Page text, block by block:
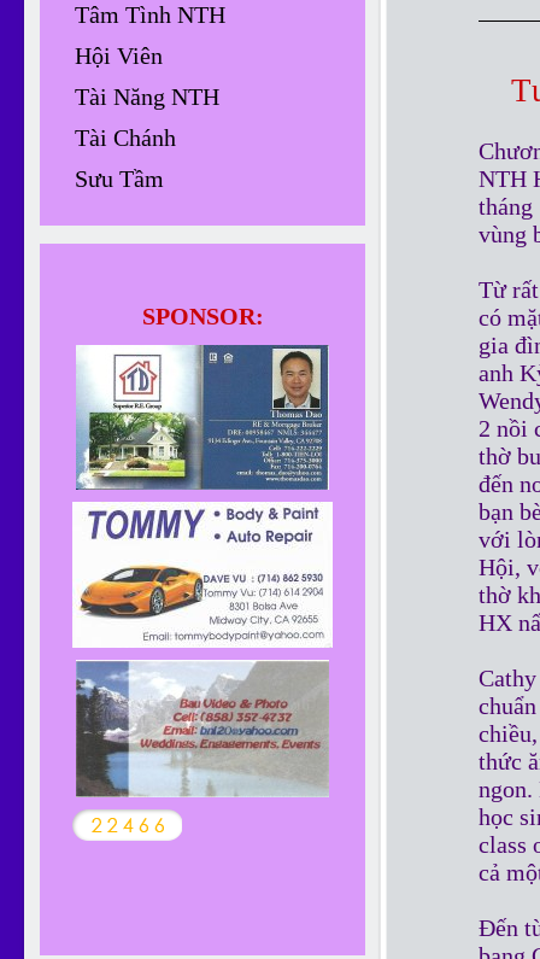
NTH
tháng
vùng
Từ
có
gia
anh
2 nồi
thờ
đến
bạn
với
Hội,
thờ
HX
thức
ngon.
học
class
cả
Đến
Tâm Tình NTH
Hội Viên
Tài Năng NTH
Tài Chánh
Sưu Tầm
SPONSOR: